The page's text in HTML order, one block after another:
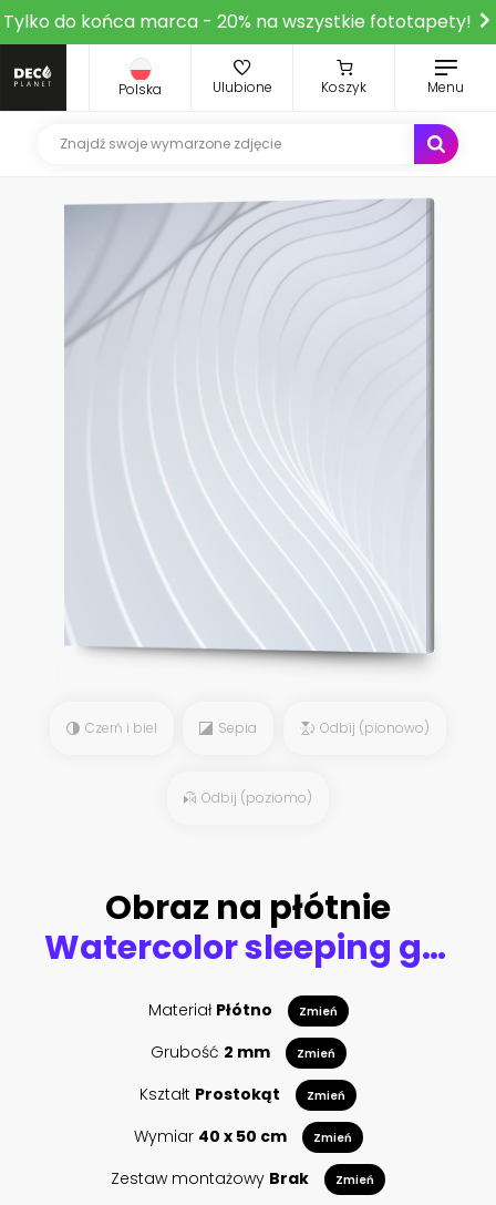
Tylko do końca marca - 20% na wszystkie fototapety!
Polska Ulubione Koszyk Menu
Czerń i biel Sepia Odbij (pionowo)
Odbij (poziomo)
Obraz na płótnie
Watercolor sleeping gray bear on the moon. Illustration of a sleeping bear cub. Can be used for baby shower card, birthday card or for newborn poster.
Materiał Płótno Zmień
Grubość 2 mm Zmień
Kształt Prostokąt Zmień
Wymiar 40 x 50 cm Zmień
Zestaw montażowy Brak Zmień